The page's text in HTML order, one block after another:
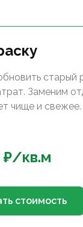
старый
Заменим
чище и свежее.
₽/кв.м
стоимость